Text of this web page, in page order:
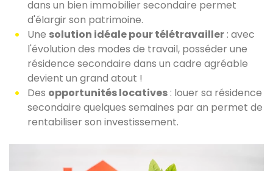
dans un bien immobilier secondaire permet
d'élargir son patrimoine.
Une solution idéale pour télétravailler : avec
l'évolution des modes de travail, posséder une
résidence secondaire dans un cadre agréable
devient un grand atout !
Des opportunités locatives : louer sa résidence
secondaire quelques semaines par an permet de
rentabiliser son investissement.